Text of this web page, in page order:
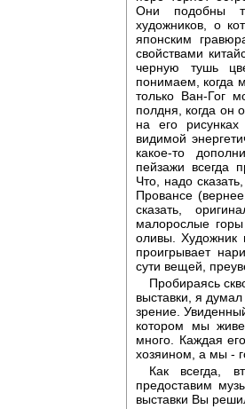
Они подобны
художников, о
японским
свойствами
черную тушь
понимаем, когда
только Ван-Гог
полдня, когда он
на его рисунках
видимой
какое-то
пейзажи всегда
Что, надо
Провансе
сказать,
малорослые
оливы. Художник
проигрывает
сути вещей,
Пробираясь
выставки, я
зрение.
котором мы
много. Каждая
хозяином, а мы -
Как всегда,
предоставим
выставки Вы